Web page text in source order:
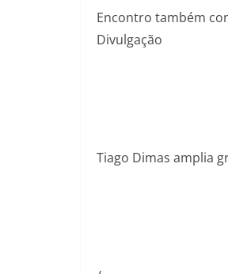
Encontro também
Divulgação
Tiago Dimas amplia